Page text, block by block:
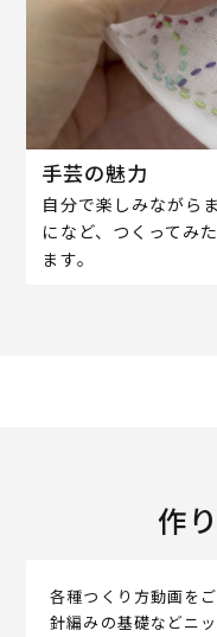
手芸の魅力
自分で楽しみながら
になど、つくってみ
ます。
作
各種つくり方動画を
針編みの基礎などニ